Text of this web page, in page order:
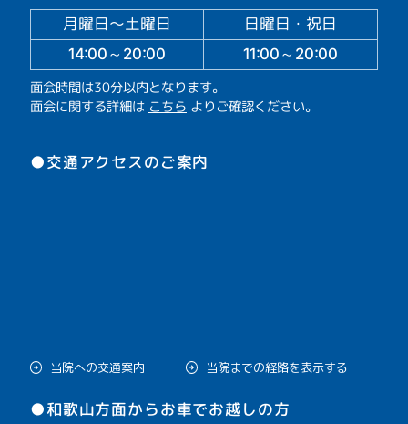
月曜日～土曜日 日曜日・祝日
14:00～20:00 11:00～20:00
面会時間は30分以内となります。
面会に関する詳細は こちら よりご確認ください。
●交通アクセスのご案内
当院への交通案内 当院までの経路を表示する
●和歌山方面からお車でお越しの方